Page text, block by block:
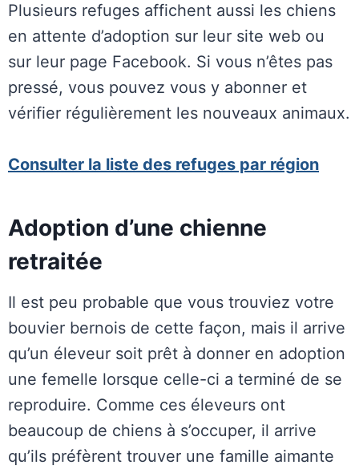
Plusieurs refuges affichent aussi les chiens
en attente d’adoption sur leur site web ou
sur leur page Facebook. Si vous n’êtes pas
pressé, vous pouvez vous y abonner et
vérifier régulièrement les nouveaux animaux.
Consulter la liste des refuges par région
Adoption d’une chienne
retraitée
Il est peu probable que vous trouviez votre
bouvier bernois de cette façon, mais il arrive
qu’un éleveur soit prêt à donner en adoption
une femelle lorsque celle-ci a terminé de se
reproduire. Comme ces éleveurs ont
beaucoup de chiens à s’occuper, il arrive
qu’ils préfèrent trouver une famille aimante